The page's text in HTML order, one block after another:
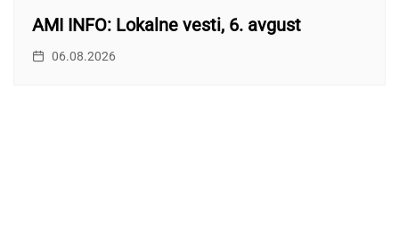
AMI INFO: Lokalne vesti, 6. avgust
06.08.2026